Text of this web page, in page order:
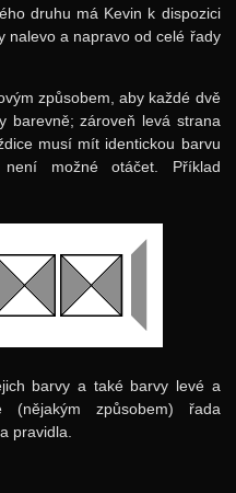
druhu má Kevin k dispozici
nalevo a napravo od celé řady
způsobem, aby každé dvě
barevně; zároveň levá strana
musí mít identickou barvu
možné otáčet. Příklad
barvy a také barvy levé a
způsobem) řada
pravidla.